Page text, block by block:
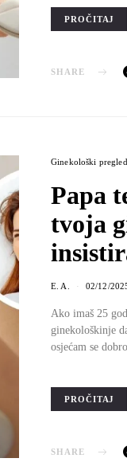
PROČITAJ
SHARE
Ginekološki
Papa
tvoja
E. A. 02/12/
Ako imaš 25
ginekološkinje
osjećam se
PROČITAJ
SHARE